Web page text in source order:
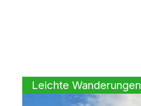
Leichte Wanderungen